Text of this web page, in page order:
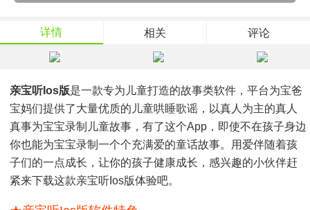
详情 相关 评论
亲宝听ios版是一款专为儿童打造的故事类软件，平台为宝爸
宝妈们提供了大量优质的儿童哄睡歌谣，以真人为主的真人
真事为宝宝录制儿童故事，有了这个app，即使不在孩子身边
你也能为宝宝录制一个个充满爱的童话故事。用爱伴随着孩
子们的一点成长，让你的孩子健康成长，感兴趣的小伙伴赶
紧来下载这款亲宝听ios版体验吧。